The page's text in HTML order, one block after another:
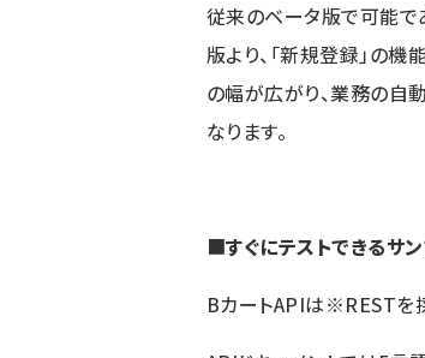
従来のベータ版で可能で
版より、「新規登録」の
の幅が広がり、業務の自
なります。
■すぐにテストできるサ
BカートAPIは※RESTを